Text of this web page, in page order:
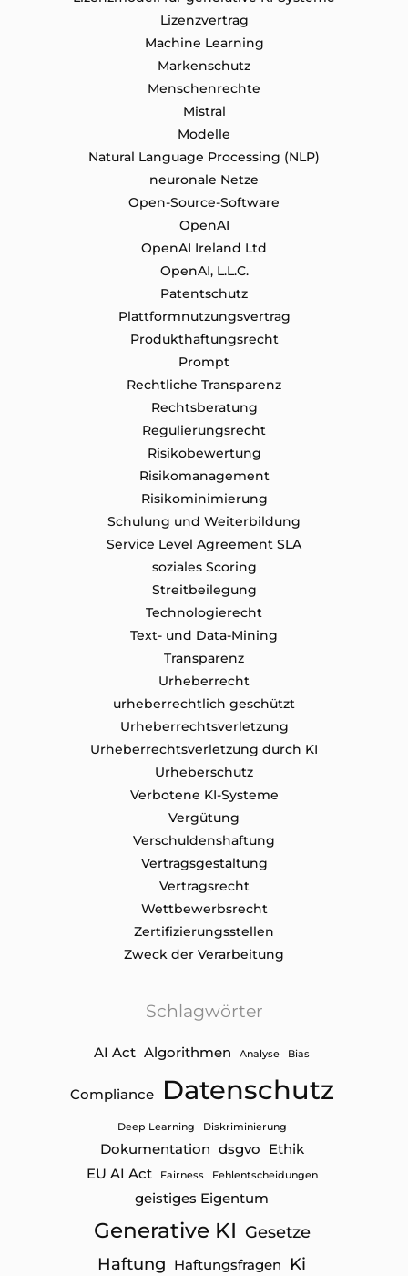
Lizenzvertrag
Machine Learning
Markenschutz
Menschenrechte
Mistral
Modelle
Natural Language Processing (NLP)
neuronale Netze
Open-Source-Software
OpenAI
OpenAI Ireland Ltd
OpenAI, L.L.C.
Patentschutz
Plattformnutzungsvertrag
Produkthaftungsrecht
Prompt
Rechtliche Transparenz
Rechtsberatung
Regulierungsrecht
Risikobewertung
Risikomanagement
Risikominimierung
Schulung und Weiterbildung
Service Level Agreement SLA
soziales Scoring
Streitbeilegung
Technologierecht
Text- und Data-Mining
Transparenz
Urheberrecht
urheberrechtlich geschützt
Urheberrechtsverletzung
Urheberrechtsverletzung durch KI
Urheberschutz
Verbotene KI-Systeme
Vergütung
Verschuldenshaftung
Vertragsgestaltung
Vertragsrecht
Wettbewerbsrecht
Zertifizierungsstellen
Zweck der Verarbeitung
Schlagwörter
AI Act Algorithmen Analyse Bias
Compliance Datenschutz
Deep Learning Diskriminierung
Dokumentation dsgvo
Ethik
EU AI Act
Fairness Fehlentscheidungen
geistiges Eigentum
Generative KI Gesetze
Haftung
Haftungsfragen Ki